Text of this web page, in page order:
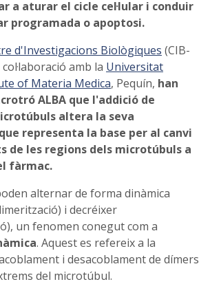
a aturar el cicle cel·lular i conduir
programada o apoptosi.
d'Investigacions Biològiques (CIB-
amb la Universitat
of Materia Medica, Pequín, han
ALBA que l'addició de
altera la seva
representa la base per al canvi
de les regions dels microtúbuls a
fàrmac.
alternar de forma dinàmica
i decréixer
un fenomen conegut com a
. Aquest es refereix a la
i desacoblament de dímers
del microtúbul.